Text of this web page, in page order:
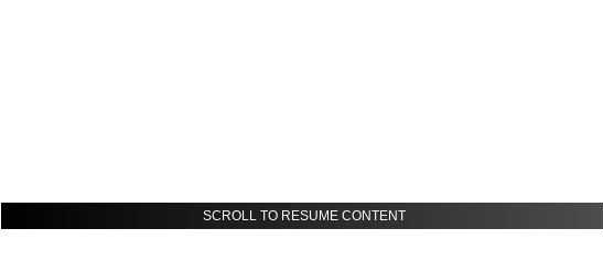
SCROLL TO RESUME CONTENT